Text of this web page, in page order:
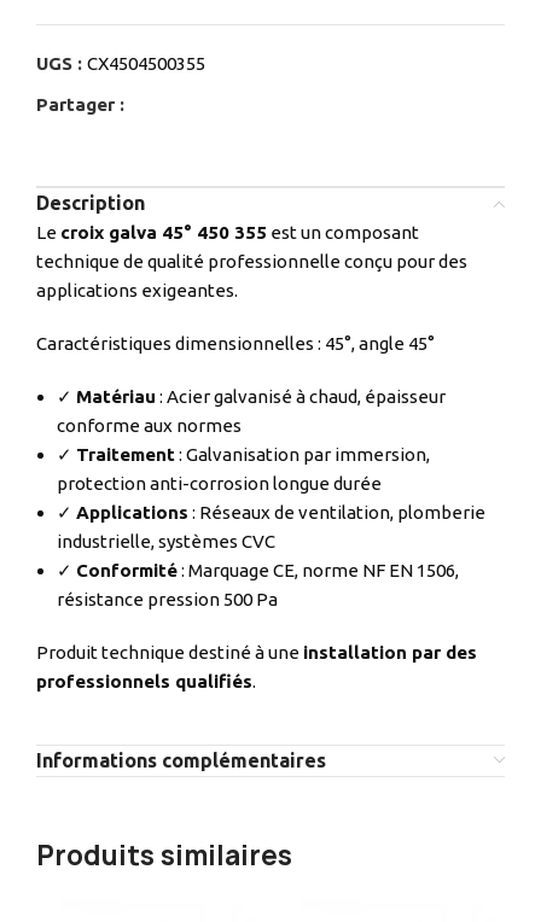
UGS : CX4504500355
Partager :
Description
Le croix galva 45° 450 355 est un composant
technique de qualité professionnelle conçu pour des
applications exigeantes.
Caractéristiques dimensionnelles : 45°, angle 45°
✓ Matériau : Acier galvanisé à chaud, épaisseur
conforme aux normes
✓ Traitement: Galvanisation par immersion,
protection anti-corrosion longue durée
✓ Applications : Réseaux de ventilation, plomberie
industrielle, systèmes CVC
✓ Conformité: Marquage CE, norme NF EN 1506,
résistance pression 500 Pa
Produit technique destiné à une installation par des
professionnels qualifiés.
Informations complémentaires
Produits similaires